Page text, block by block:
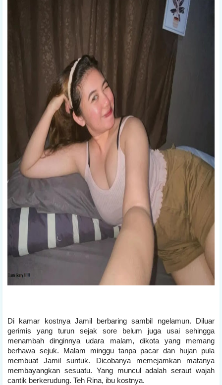
Di kamar kostnya Jamil berbaring sambil ngelamun. Diluar
gerimis yang turun sejak sore belum juga usai sehingga
menambah dinginnya udara malam, dikota yang memang
berhawa sejuk. Malam minggu tanpa pacar dan hujan pula
membuat Jamil suntuk. Dicobanya memejamkan matanya
membayangkan sesuatu. Yang muncul adalah seraut wajah
cantik berkerudung. Teh Rina, ibu kostnya.